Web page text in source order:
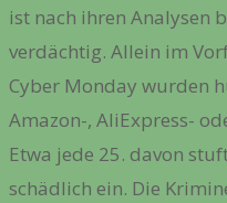
ist nach ihren Analysen
verdächtig. Allein im
Cyber Monday wurden
Amazon-, AliExpress-
Etwa jede 25. davon
schädlich ein. Die